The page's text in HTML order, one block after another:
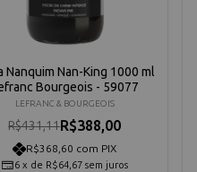
Nanquim Nan-King 1000 ml
Bourgeois - 59077
LEFRANC & BOURGEOIS
R$431,11R$388,00
R$368,60 com PIX
6 x de R$64,67 sem juros